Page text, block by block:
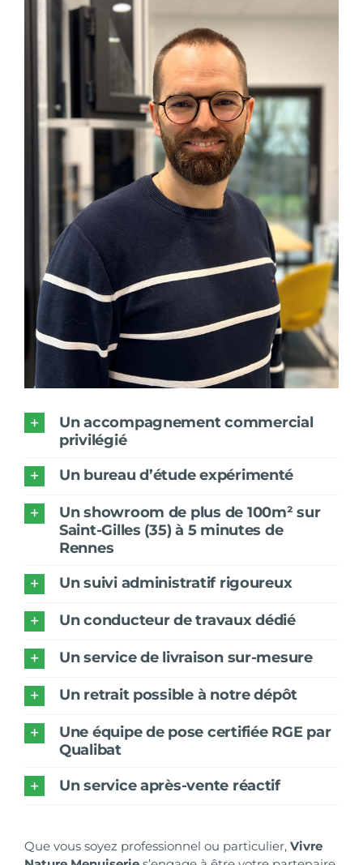
Un accompagnement commercial
privilégié
Un bureau d’étude expérimenté
Un showroom de plus de 100m² sur
Saint-Gilles (35) à 5 minutes de
Rennes
Un suivi administratif rigoureux
Un conducteur de travaux dédié
Un service de livraison sur-mesure
Un retrait possible à notre dépôt
Une équipe de pose certifiée RGE par
Qualibat
Un service après-vente réactif
Que vous soyez professionnel ou particulier, Vivre